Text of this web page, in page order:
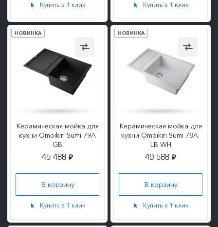
Купить в 1 клик Купить в 1 клик
НОВИНКА
Керамическая мойка для
кухни Omoikiri Sumi 79A
GB
45 488 ₽
Купить в 1 клик
НОВИНКА
Керамическая мойка для
кухни Omoikiri Sumi 78A-
LB WH
49 588 ₽
Купить в 1 клик
ПОДРОБНЕЕ ПОДРОБНЕЕ